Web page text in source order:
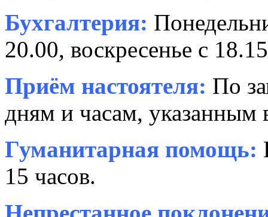
Бухгалтерия:
20.00, воскресенье с
Приём настоятеля: По
дням и часам, указанным
Гуманитарная помощь:
15 часов.